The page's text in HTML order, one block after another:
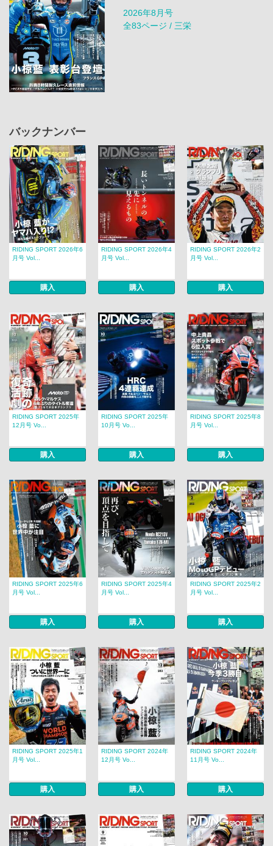
2026年8月号
全83ページ / 三栄
バックナンバー
RIDING SPORT 2026年6
月号 Vol...
購入
RIDING SPORT 2026年4
月号 Vol...
購入
RIDING SPORT 2026年2
月号 Vol...
購入
RIDING SPORT 2025年
12月号 Vo...
購入
RIDING SPORT 2025年
10月号 Vo...
購入
RIDING SPORT 2025年8
月号 Vol...
購入
RIDING SPORT 2025年6
月号 Vol...
購入
RIDING SPORT 2025年4
月号 Vol...
購入
RIDING SPORT 2025年2
月号 Vol...
購入
RIDING SPORT 2025年1
月号 Vol...
購入
RIDING SPORT 2024年
12月号 Vo...
購入
RIDING SPORT 2024年
11月号 Vo...
購入